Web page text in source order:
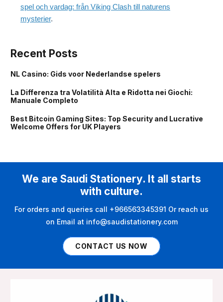
spel och vardag: från Viking Clash till naturens
mysterier.
Recent Posts
NL Casino: Gids voor Nederlandse spelers
La Differenza tra Volatilità Alta e Ridotta nei Giochi:
Manuale Completo
Best Bitcoin Gaming Sites: Top Security and Lucrative
Welcome Offers for UK Players
We are Saudi Stationery. It all starts
with culture.
For orders and queries call +966563345391 Or reach us
on Email at info@saudistationery.com
CONTACT US NOW